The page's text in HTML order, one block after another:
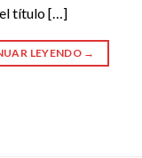
el título […]
LEYENDO →